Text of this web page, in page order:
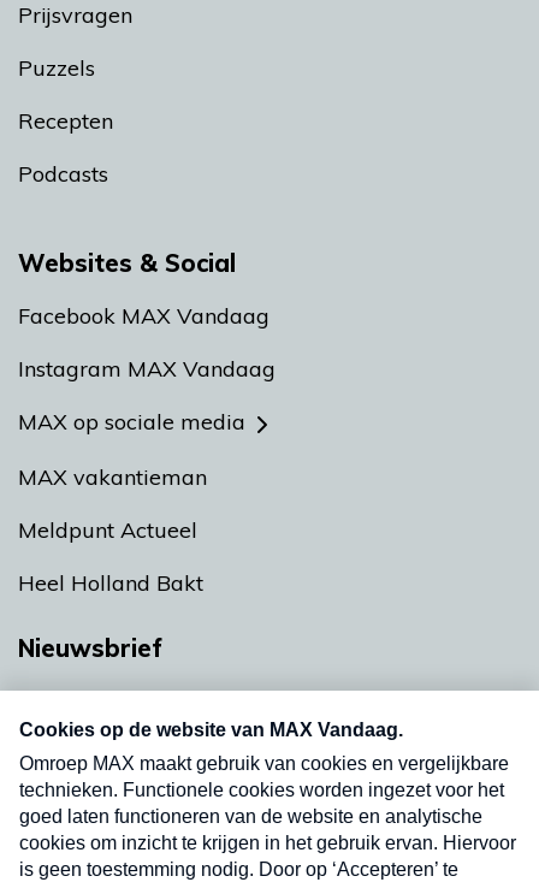
Prijsvragen
Puzzels
Recepten
Podcasts
Websites & Social
Facebook MAX Vandaag
Instagram MAX Vandaag
MAX op sociale media
MAX vakantieman
Meldpunt Actueel
Heel Holland Bakt
Nieuwsbrief
nieuwsbrief. Elke vrijdag- en dinsdagochtend in
uw mailbox.
Verzend